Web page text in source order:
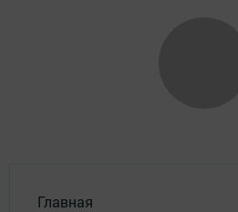
Главная